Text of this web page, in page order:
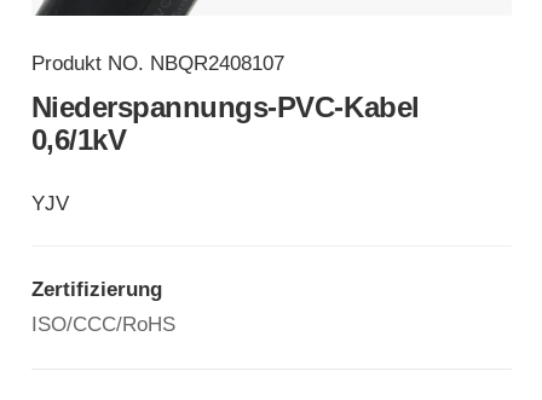
Produkt NO. NBQR2408107
Niederspannungs-PVC-Kabel
0,6/1kV
YJV
Zertifizierung
ISO/CCC/RoHS